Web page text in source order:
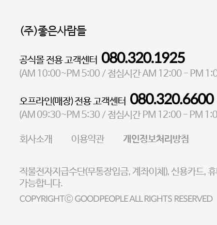
(주)좋은사람들
대표 이성현,박영환| 개인정보관리책임자 김상현
통신판매업 신고번호 2023-서울마포-3931호
사업자등록번호 105-81-58242
FAX 02-6380-5020
사업자정보확인
이니시스 에스크로 서비스확
공식몰 전용 고객센터 080.320.1925
(AM 10:00~PM 5:00 / 점심시간AM 12:00 - PM
오프라인(매장) 전용 고객센터 080.320.6600
(AM 09:30~PM 5:30 / 점심시간 PM 12:00 - PM
회사소개 이용약관 개인정보처리방침
직불전자지급수단(무통장입금, 계좌이체), 신용카드,
가능합니다.
COPYRIGHTⒸ GOODPEOPLE ALL RIGHTS RESERVED